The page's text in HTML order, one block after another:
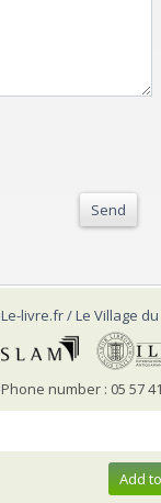
Send
Le-livre.fr / Le Village
Phone number : 05 57
Add